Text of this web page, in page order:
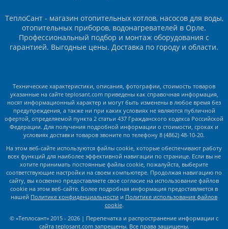
ТеплоСант - магазин отопительных котлов, насосов для воды,
отопительных приборов, водонагревателей в Орле.
Профессиональный подбор и монтаж оборудования с
гарантией. Выгодные цены. Доставка по городу и области.
Технические характеристики, описания, фотографии, стоимость товаров
указанные на сайте teplosant.com приведены как справочная информация,
носят информационный характер и могут быть изменены в любое время без
предупреждения, а также ни при каких условиях не являются публичной
офертой, определяемой пункта 2 статьи 437 Гражданского кодекса Российской
Федерации. Для получения подробной информации о стоимости, сроках и
условиях доставки товаров звоните по телефону 8 (4862) 48-10-20.
На этом веб-сайте используются файлы cookie, которые обеспечивают работу
всех функций для наиболее эффективной навигации по странице. Если вы не
хотите принимать постоянные файлы cookie, пожалуйста, выберите
соответствующие настройки на своем компьютере. Продолжая навигацию по
сайту, вы косвенно предоставляете свое согласие на использование файлов
cookie на этом веб-сайте. Более подробная информация предоставляется в
нашей Политике конфиденциальности и Политике использования файлов
сookie.
© «Теплосант» 2015 - 2026 | Перепечатка и распространение информации с
сайта teplosant.com запрещены. Все права защищены.